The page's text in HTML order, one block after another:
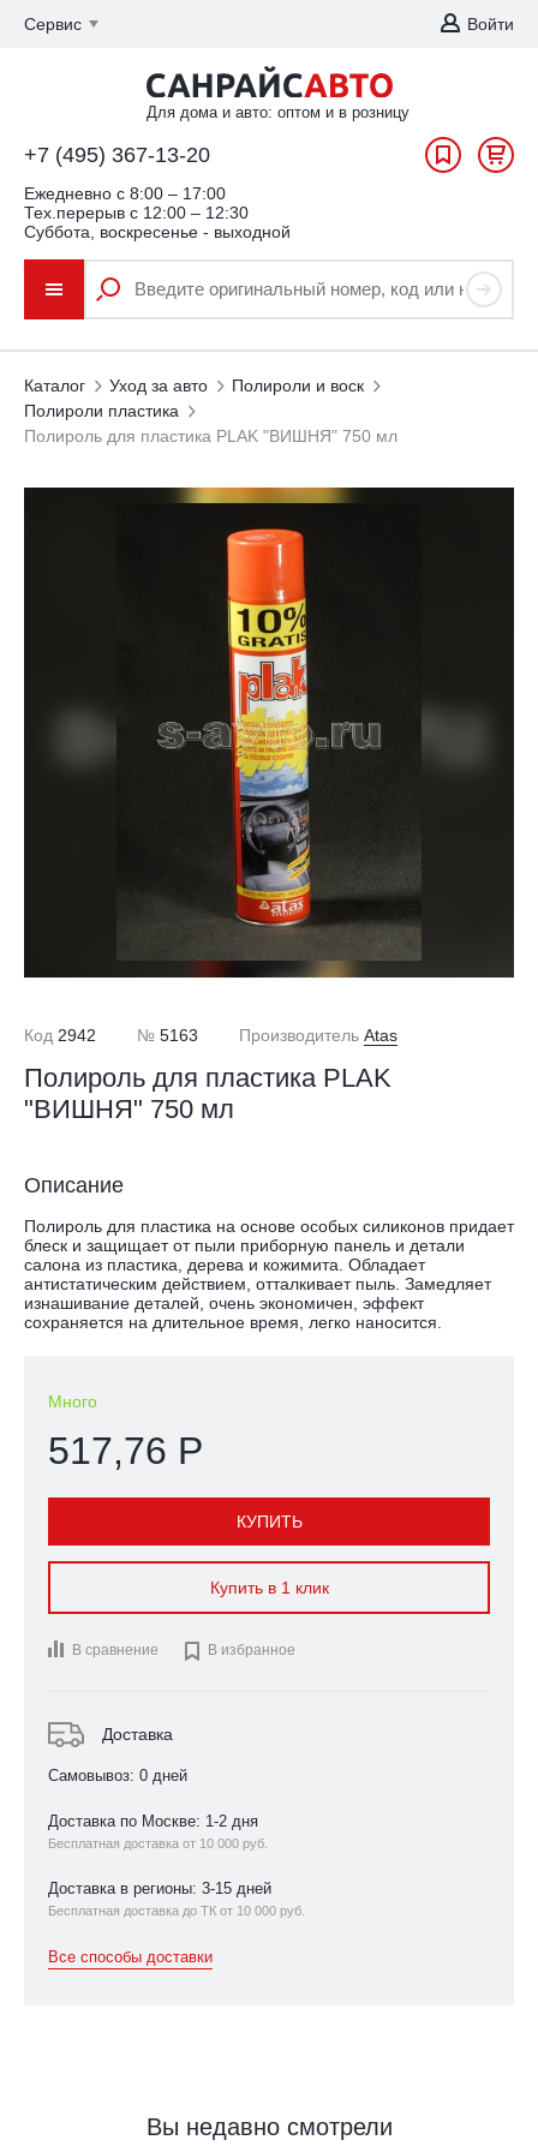
Сервис Войти
Для дома и авто: оптом и в розницу
+7 (495) 367-13-20
Ежедневно c 8:00 – 17:00
Тех.перерыв с 12:00 – 12:30
Суббота, воскресенье - выходной
Каталог Уход за авто
Полироли и воск
Полироли пластика
Полироль для пластика PLAK "ВИШНЯ" 750 мл
Код 2942 № 5163 Производитель Atas
Полироль для пластика PLAK
"ВИШНЯ" 750 мл
Описание
Полироль для пластика на основе особых силиконов придает
блеск и защищает от пыли приборную панель и детали
салона из пластика, дерева и кожимита. Обладает
антистатическим действием, отталкивает пыль. Замедляет
изнашивание деталей, очень экономичен, эффект
сохраняется на длительное время, легко наносится.
Много
517,76 Р
КУПИТЬ
Купить в 1 клик
В сравнение  В избранное
Доставка
Самовывоз: 0 дней
Доставка по Москве: 1-2 дня
Бесплатная доставка от 10 000 руб.
Доставка в регионы: 3-15 дней
Бесплатная доставка до ТК от 10 000 руб.
Все способы доставки
Вы недавно смотрели